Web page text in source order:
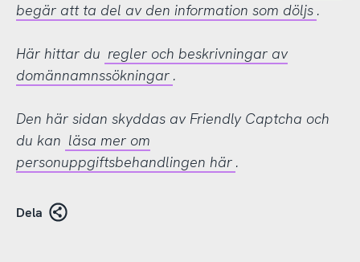
begär att ta del av den information som döljs .
Här hittar du regler och beskrivningar av
domännamnssökningar .
Den här sidan skyddas av Friendly Captcha och
du kan läsa mer om
personuppgiftsbehandlingen här .
Dela